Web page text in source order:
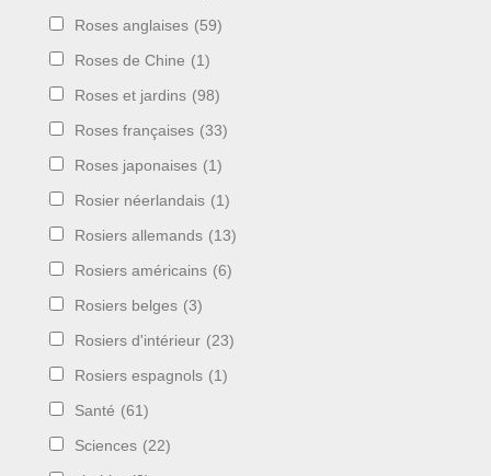
Roses anglaises (59)
Roses de Chine (1)
Roses et jardins (98)
Roses françaises (33)
Roses japonaises (1)
Rosier néerlandais (1)
Rosiers allemands (13)
Rosiers américains (6)
Rosiers belges (3)
Rosiers d'intérieur (23)
Rosiers espagnols (1)
Santé (61)
Sciences (22)